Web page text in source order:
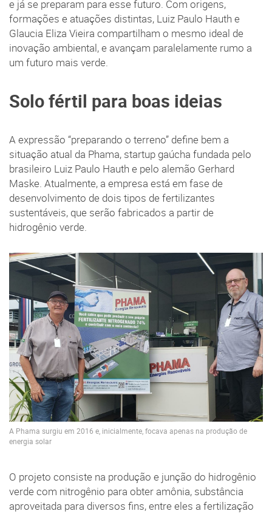
e já se preparam para esse futuro. Com origens,
formações e atuações distintas, Luiz Paulo Hauth e
Glaucia Eliza Vieira compartilham o mesmo ideal de
inovação ambiental, e avançam paralelamente rumo a
um futuro mais verde.
Solo fértil para boas ideias
A expressão “preparando o terreno” define bem a
situação atual da Phama, startup gaúcha fundada pelo
brasileiro Luiz Paulo Hauth e pelo alemão Gerhard
Maske. Atualmente, a empresa está em fase de
desenvolvimento de dois tipos de fertilizantes
sustentáveis, que serão fabricados a partir de
hidrogênio verde.
A Phama surgiu em 2016 e, inicialmente, focava apenas na produção de
energia solar
O projeto consiste na produção e junção do hidrogênio
verde com nitrogênio para obter amônia, substância
aproveitada para diversos fins, entre eles a fertilização